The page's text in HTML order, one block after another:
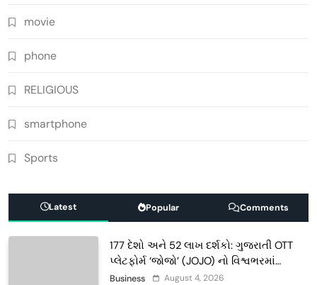
movie
phone
RELIGIOUS
smartphone
Sports
Latest Popular Comments
177 દેશો અને 52 લાખ દર્શકો: ગુજરાતી OTT
પ્લેટફોર્મ ‘જોજો’ (JOJO) નો વિશ્વભરમાં
દબદબો
Business August 4, 2026